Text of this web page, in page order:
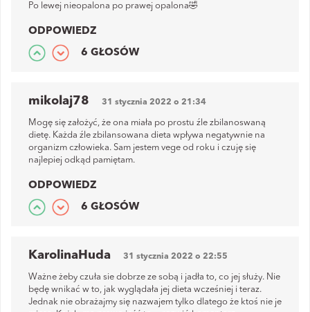
Po lewej nieopalona po prawej opalona🤣
ODPOWIEDZ
6 GŁOSÓW
mikolaj78 31 stycznia 2022 o 21:34
Mogę się założyć, że ona miała po prostu źle zbilanoswaną
dietę. Każda źle zbilansowana dieta wpływa negatywnie na
organizm człowieka. Sam jestem vege od roku i czuję się
najlepiej odkąd pamiętam.
ODPOWIEDZ
6 GŁOSÓW
KarolinaHuda 31 stycznia 2022 o 22:55
Ważne żeby czuła sie dobrze ze sobą i jadła to, co jej służy. Nie
będę wnikać w to, jak wyglądała jej dieta wcześniej i teraz.
Jednak nie obrażajmy się nazwajem tylko dlatego że ktoś nie je